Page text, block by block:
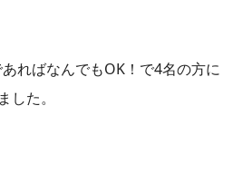
ればなんでもOK！で4名の方に
た。